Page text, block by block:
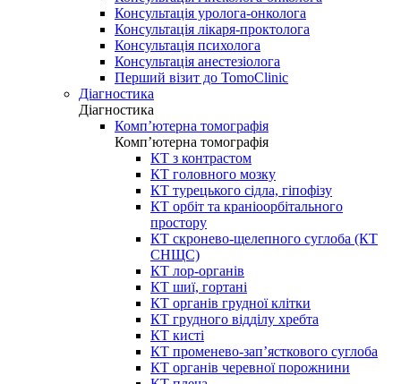
Консультація уролога-онколога
Консультація лікаря-проктолога
Консультація психолога
Консультація анестезіолога
Перший візит до TomoClinic
Діагностика
Діагностика
Комп’ютерна томографія
Комп’ютерна томографія
КТ з контрастом
КТ головного мозку
КТ турецького сідла, гіпофізу
КТ орбіт та краніоорбітального
простору
КТ скронево-щелепного суглоба (КТ
СНЩС)
КТ лор-органів
КТ шиї, гортані
КТ органів грудної клітки
КТ грудного відділу хребта
КТ кисті
КТ променево-зап’ясткового суглоба
КТ органів черевної порожнини